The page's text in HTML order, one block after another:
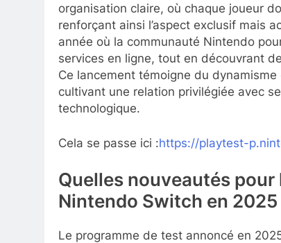
organisation claire, où chaque joueur
renforçant ainsi l’aspect exclusif mais
année où la communauté Nintendo
services en ligne, tout en découvrant
Ce lancement témoigne du
cultivant une relation privilégiée avec
technologique.
Cela se passe ici :https://playtest-
Quelles nouveautés
Nintendo Switch en 2025
Le programme de test annoncé en